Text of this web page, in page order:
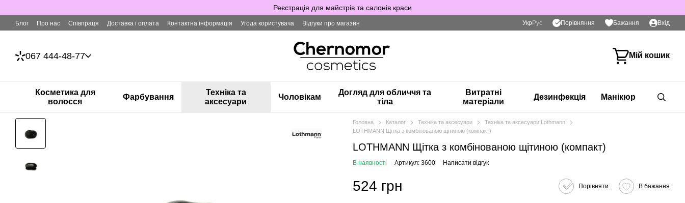
Реєстрація для майстрів та салонів краси
Блог Про нас Співпраця Доставка і оплата Контактна інформація Угода користувача Відгуки про магазин Укр Рус Порівняння Бажання Вхід
067 444-48-77 Мій кошик
Косметика для
волосся
Фарбування
Техніка та
аксесуари
Чоловікам
Догляд для обличчя та
тіла
Витратні
матеріали
Дезинфекція Манікюр
Головна Каталог Техніка та аксесуари
Техніка та аксесуари Lothmann
LOTHMANN Щітка з комбінованою щітиною (компакт)
LOTHMANN Щітка з комбінованою щітиною (компакт)
В наявності Артикул: 3600 Написати відгук
524 грн Порівняти В бажання